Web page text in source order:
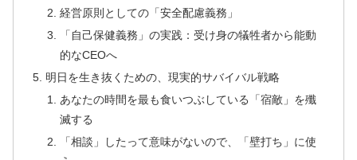
経営原則としての「安全配慮義務」
「自己保健義務」の実践：受け身の犠牲者から能動
的なCEOへ
明日を生き抜くための、現実的サバイバル戦略
あなたの時間を最も食いつぶしている「宿敵」を殲
滅する
「相談」したって意味がないので、「壁打ち」に使